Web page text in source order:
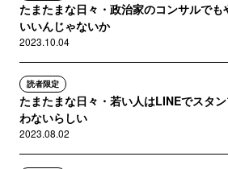
たまたまな日々・政治家のコンサルでも
いいんじゃないか
2023.10.04
読者限定
たまたまな日々・若い人はLINEでスタ
わないらしい
2023.08.02